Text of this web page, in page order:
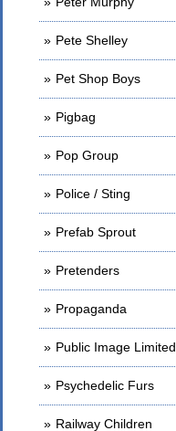
Pete Shelley
Pet Shop Boys
Pigbag
Pop Group
Police / Sting
Prefab Sprout
Pretenders
Propaganda
Public Image Limited
Psychedelic Furs
Railway Children